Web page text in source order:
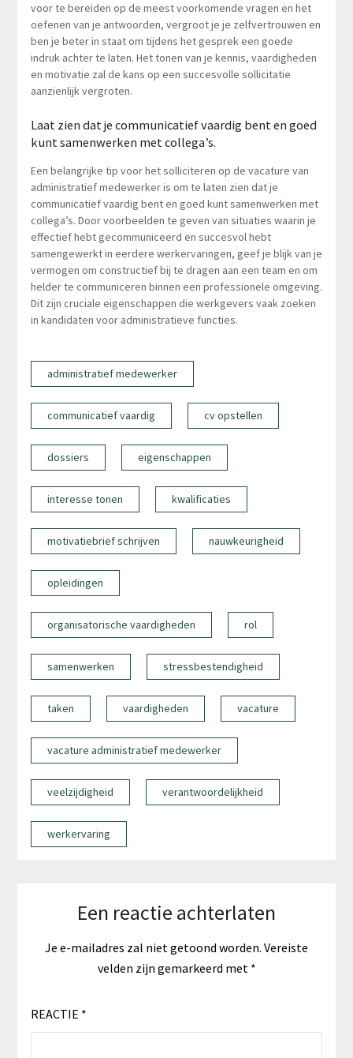
voor te bereiden op de meest voorkomende vragen en het
oefenen van je antwoorden, vergroot je je zelfvertrouwen en
ben je beter in staat om tijdens het gesprek een goede
indruk achter te laten. Het tonen van je kennis, vaardigheden
en motivatie zal de kans op een succesvolle sollicitatie
aanzienlijk vergroten.
Laat zien dat je communicatief vaardig bent en goed
kunt samenwerken met collega’s.
Een belangrijke tip voor het solliciteren op de vacature van
administratief medewerker is om te laten zien dat je
communicatief vaardig bent en goed kunt samenwerken met
collega’s. Door voorbeelden te geven van situaties waarin je
effectief hebt gecommuniceerd en succesvol hebt
samengewerkt in eerdere werkervaringen, geef je blijk van je
vermogen om constructief bij te dragen aan een team en om
helder te communiceren binnen een professionele omgeving.
Dit zijn cruciale eigenschappen die werkgevers vaak zoeken
in kandidaten voor administratieve functies.
administratief medewerker
communicatief vaardig cv opstellen
dossiers eigenschappen
interesse tonen kwalificaties
motivatiebrief schrijven nauwkeurigheid
opleidingen
organisatorische vaardigheden rol
samenwerken stressbestendigheid
taken vaardigheden vacature
vacature administratief medewerker
veelzijdigheid verantwoordelijkheid
werkervaring
Een reactie achterlaten
Je e-mailadres zal niet getoond worden. Vereiste
velden zijn gemarkeerd met *
REACTIE *